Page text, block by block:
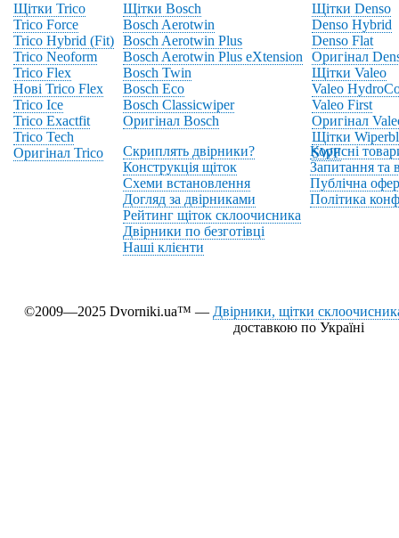
Щітки Trico
Trico Force
Trico Hybrid (Fit)
Trico Neoform
Trico Flex
Нові Trico Flex
Trico Ice
Trico Exactfit
Trico Tech
Оригінал Trico
Щітки Bosch
Bosch Aerotwin
Bosch Aerotwin Plus
Bosch Aerotwin Plus eXtension
Bosch Twin
Bosch Eco
Bosch Classicwiper
Оригінал Bosch
Щітки Denso
Denso Hybrid
Denso Flat
Оригінал
Щітки Valeo
Valeo
Valeo First
Оригінал
Щітки
SWF
Скриплять двірники?
Конструкція щіток
Схеми встановлення
Догляд за двірниками
Рейтинг щіток склоочисника
Двірники по безготівці
Наші клієнти
Корисні
Запитання та
Публічна
Політика
©2009—2025 Dvorniki.ua™ — Двірники, щітки
доставкою по Україні